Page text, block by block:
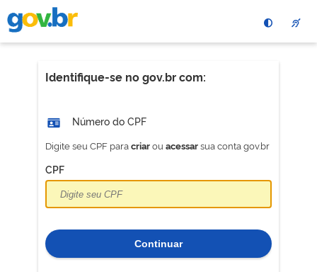
para
conteÃºdo
Identifique-se no gov.br com:
Número do CPF
Digite seu CPF paracriarou acessarsua conta gov.br
CPF
Continuar